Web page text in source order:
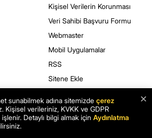
Kişisel Verilerin Korunması
Veri Sahibi Başvuru Formu
Webmaster
Mobil Uygulamalar
RSS
Sitene Ekle
×
sunabilmek adına sitemizde çerez
Kişisel verileriniz, KVKK ve GDPR
işlenir. Detaylı bilgi almak için Aydınlatma